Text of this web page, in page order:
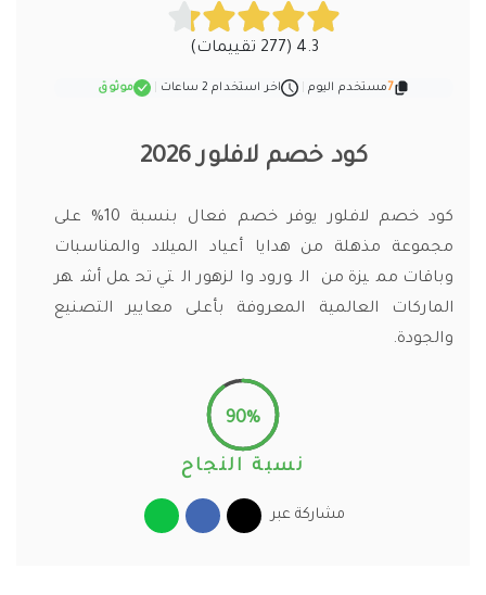
4.3 (277 تقييمات)
7مستخدم اليوم اخر استخدام 2 ساعات موثوق
كود خصم لافلور 2026
كود خصم لافلور يوفر خصم فعال بنسبة 10% على
مجموعة مذهلة من هدايا أعياد الميلاد والمناسبات
وباقات مميزة من الورود والزهور التي تحمل أشهر
الماركات العالمية المعروفة بأعلى معايير التصنيع
والجودة.
90%
نسبة النجاح
مشاركة عبر